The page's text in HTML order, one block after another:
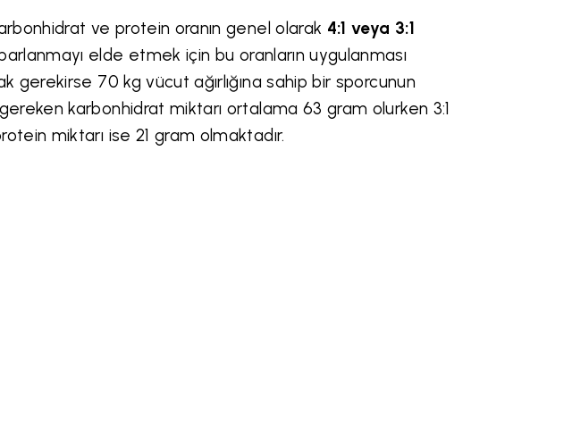
ve protein oranın genel olarak 4:1 veya 3:1
elde etmek için bu oranların uygulanması
gerekirse 70 kg vücut ağırlığına sahip bir sporcunun
karbonhidrat miktarı ortalama 63 gram olurken 3:1
miktarı ise 21 gram olmaktadır.